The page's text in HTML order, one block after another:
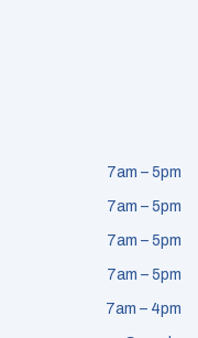
7am – 5pm
7am – 5pm
7am – 5pm
7am – 5pm
7am – 4pm